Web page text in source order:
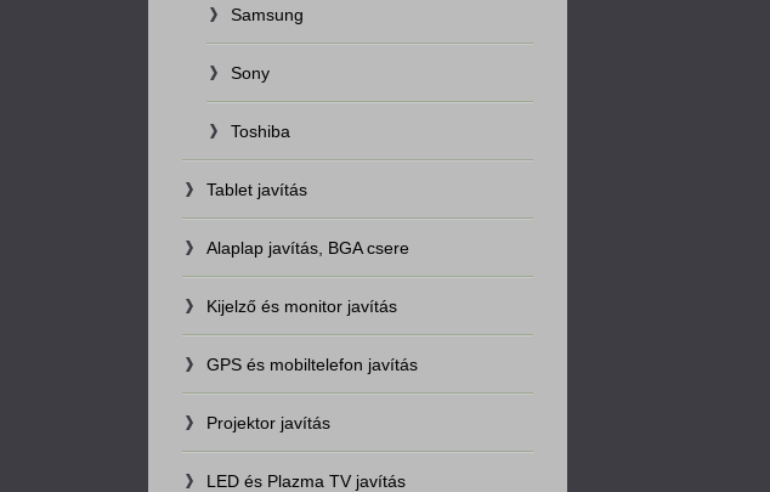
Samsung
Sony
Toshiba
Tablet javítás
Alaplap javítás, BGA csere
Kijelző és monitor javítás
GPS és mobiltelefon javítás
Projektor javítás
LED és Plazma TV javítás